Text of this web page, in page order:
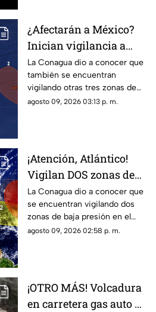
¿Afectarán a México?
Inician vigilancia a
TRES zonas de baja
presión; podrían
desarrollar su
potencial ciclónico
La Conagua dio a conocer que
también se encuentran
vigilando otras tres zonas de
baja presión en el océano
agosto 09, 2026 03:13 p. m.
¡Atención, Atlántico!
Vigilan DOS zonas de
baja presión con
probabilidad de
desarrollo ciclónico
La Conagua dio a conocer que
se encuentran vigilando dos
zonas de baja presión en el
Atlántico con probabilidad de
agosto 09, 2026 02:58 p. m.
¡OTRO MÁS! Volcadura
en carretera gas auto de